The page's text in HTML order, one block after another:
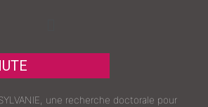
une recherche doctorale pour